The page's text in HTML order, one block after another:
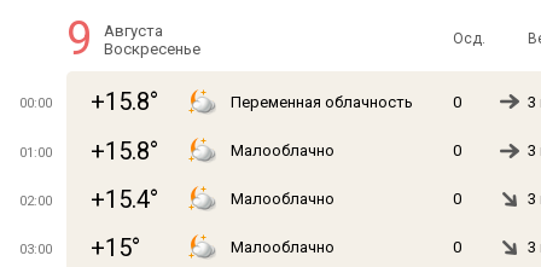
9
Августа
Воскресенье
Осд.
00:00 +15.8° Переменная облачность 0 3
01:00 +15.8° Малооблачно 0 3
02:00 +15.4° Малооблачно 0 3
03:00 +15° Малооблачно 0 3